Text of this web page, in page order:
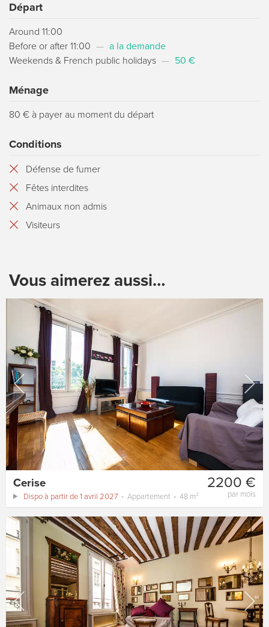
Départ
Around 11:00
Before or after 11:00 — a la demande
Weekends & French public holidays — 50 €
Ménage
80 € à payer au moment du départ
Conditions
Défense de fumer
Fêtes interdites
Animaux non admis
Visiteurs
Vous aimerez aussi…
2200 €
par mois
Cerise
Dispo à partir de 1 avril 2027 Appartement 48 m²